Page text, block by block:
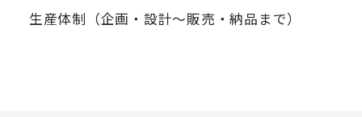
生産体制（企画・設計～販売・納品まで）